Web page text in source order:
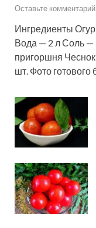
Оставьте комментарий
Ингредиенты
Вода — 2 л Соль —
пригоршня
шт. Фото